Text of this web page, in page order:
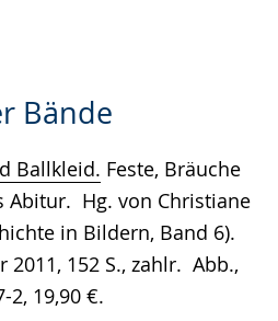
Bände
Ballkleid. Feste, Bräuche
Abitur. Hg. von Christiane
in Bildern, Band 6).
2011, 152 S., zahlr. Abb.,
2, 19,90 €.